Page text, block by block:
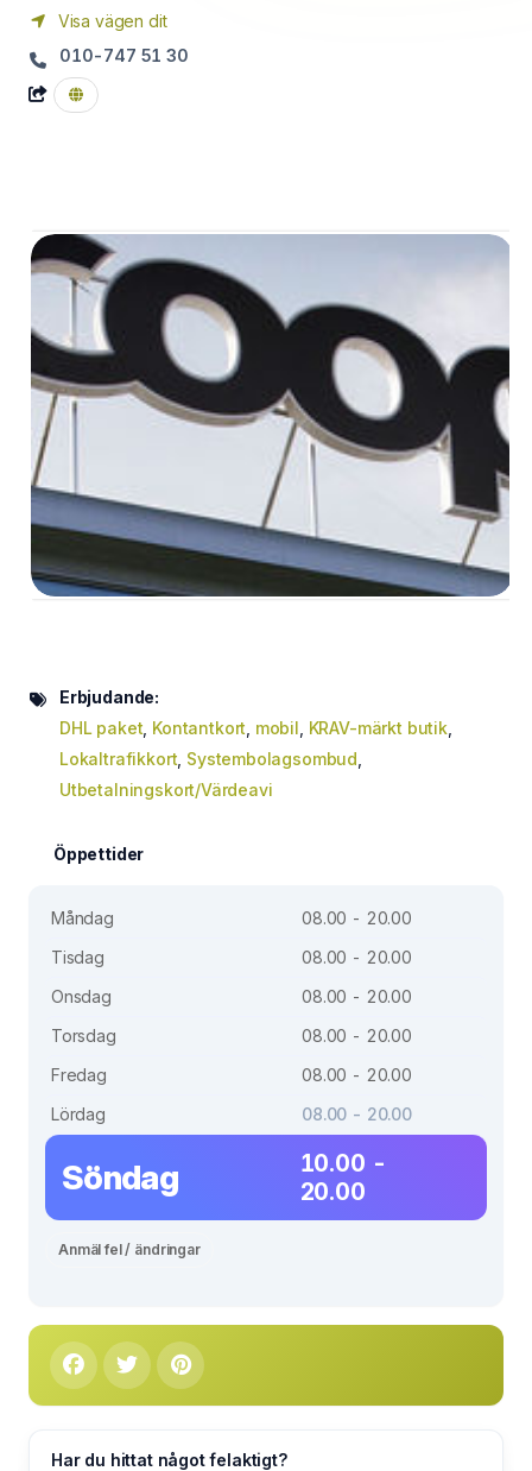
Visa vägen dit
010-747 51 30
Erbjudande:
DHL paket Kontantkort mobil KRAV-märkt butik,
Lokaltrafikkort Systembolagsombud
Utbetalningskort/Värdeavi
Öppettider
Måndag
08.00 - 20.00
Tisdag
08.00 - 20.00
Onsdag
08.00 - 20.00
Torsdag
08.00 - 20.00
Fredag
08.00 - 20.00
Lördag
08.00 - 20.00
Söndag
10.00 -
20.00
Anmäl fel / ändringar
Har du hittat något felaktigt?